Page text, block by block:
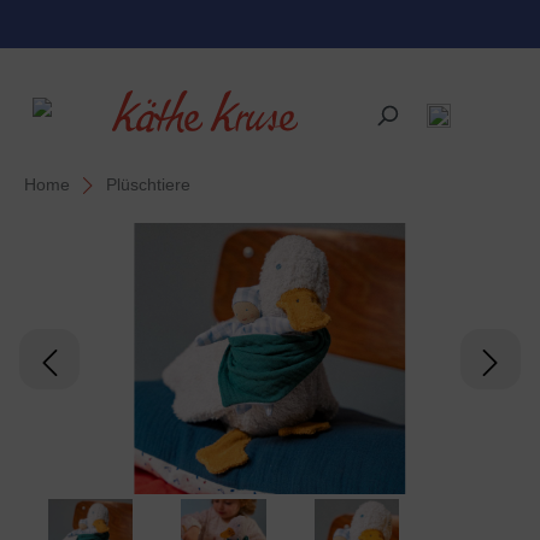
Home Plüschtiere
Bildergalerie überspringen